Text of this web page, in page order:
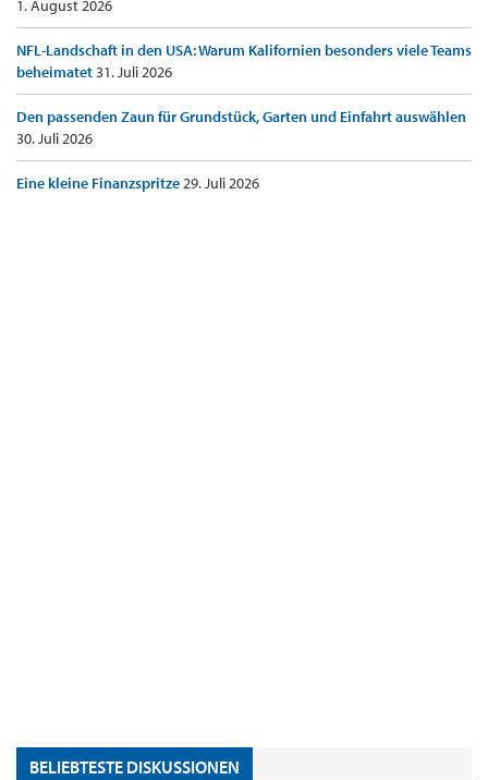
1. August 2026
NFL-Landschaft in den USA: Warum Kalifornien besonders viele Teams
beheimatet31. Juli 2026
Den passenden Zaun für Grundstück, Garten und Einfahrt auswählen
30. Juli 2026
Eine kleine Finanzspritze29. Juli 2026
BELIEBTESTE DISKUSSIONEN